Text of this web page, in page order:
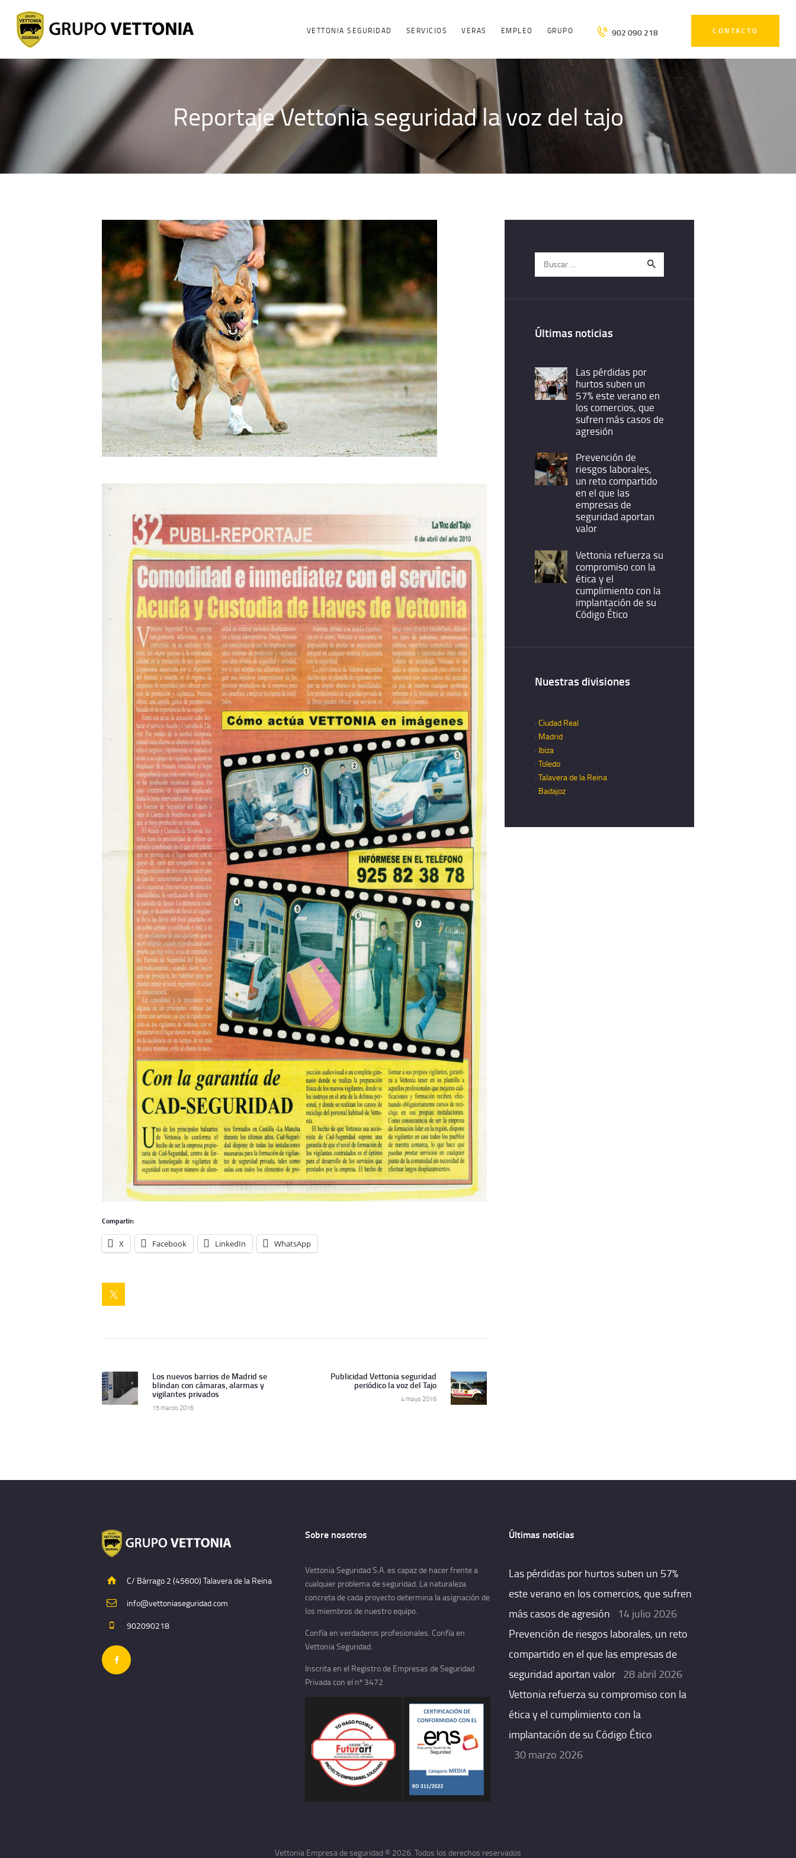
VETTONIA SEGURIDAD SERVICIOS VERAS EMPLEO GRUPO 902 090 218 CONTACTO
Reportaje Vettonia seguridad la voz del tajo
VETTONIA
SEGURIDAD
SERVICIOS
EMPLEO
CONTACTO
Compartir:
X Facebook LinkedIn WhatsApp
de
entradas
Artículo
anterior:
Los nuevos barrios de Madrid se
blindan con cámaras, alarmas y
vigilantes privados
15 marzo 2016
Siguiente
artículo:
Publicidad Vettonia seguridad
periódico la voz del Tajo
4 mayo 2016
Buscar:
Últimas noticias
Las pérdidas por
hurtos suben un
57% este verano en
los comercios, que
sufren más casos de
agresión
Prevención de
riesgos laborales,
un reto compartido
en el que las
empresas de
seguridad aportan
valor
Vettonia refuerza su
compromiso con la
ética y el
cumplimiento con la
implantación de su
Código Ético
Nuestras divisiones
· Ciudad Real
· Madrid
· Ibiza
· Toledo
· Talavera de la Reina
· Badajoz
C/ Bárrago 2 (45600) Talavera de la Reina
info@vettoniaseguridad.com
902090218
Sobre nosotros
Vettonia Seguridad S.A. es capaz de hacer frente a
cualquier problema de seguridad. La naturaleza
concreta de cada proyecto determina la asignación de
los miembros de nuestro equipo.
Confía en verdaderos profesionales. Confía en
Vettonia Seguridad.
Inscrita en el Registro de Empresas de Seguridad
Privada con el nº 3472
Últimas noticias
Las pérdidas por hurtos suben un 57%
este verano en los comercios, que sufren
más casos de agresión
14 julio 2026
Prevención de riesgos laborales, un reto
compartido en el que las empresas de
seguridad aportan valor 28 abril 2026
Vettonia refuerza su compromiso con la
ética y el cumplimiento con la
implantación de su Código Ético
30 marzo 2026
Vettonia Empresa de seguridad © 2026. Todos los derechos reservados